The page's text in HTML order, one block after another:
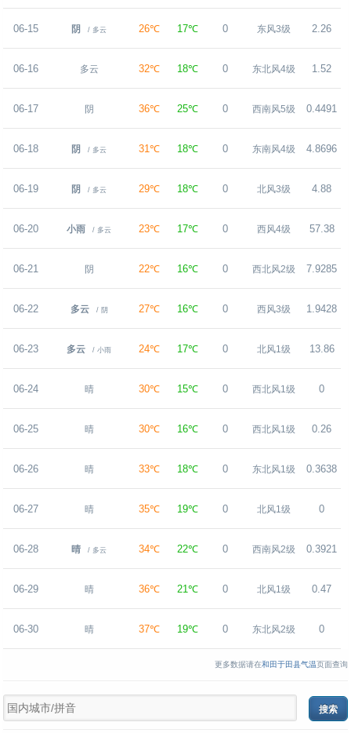
06-15 阴 / 多云 26℃ 17℃ 0 东风3级 2.26
06-16 多云 32℃ 18℃ 0 东北风4级 1.52
06-17 阴 36℃ 25℃ 0 西南风5级 0.4491
06-18 阴 / 多云 31℃ 18℃ 0 东南风4级 4.8696
06-19 阴 / 多云 29℃ 18℃ 0 北风3级 4.88
06-20 小雨 / 多云 23℃ 17℃ 0 西风4级 57.38
06-21 阴 22℃ 16℃ 0 西北风2级 7.9285
06-22 多云 / 阴 27℃ 16℃ 0 西风3级 1.9428
06-23 多云 / 小雨 24℃ 17℃ 0 北风1级 13.86
06-24 晴 30℃ 15℃ 0 西北风1级 0
06-25 晴 30℃ 16℃ 0 西北风1级 0.26
06-26 晴 33℃ 18℃ 0 东北风1级 0.3638
06-27 晴 35℃ 19℃ 0 北风1级 0
06-28 晴 / 多云 34℃ 22℃ 0 西南风2级 0.3921
06-29 晴 36℃ 21℃ 0 北风1级 0.47
06-30 晴 37℃ 19℃ 0 东北风2级 0
更多数据请在和田于田县气温页面查询